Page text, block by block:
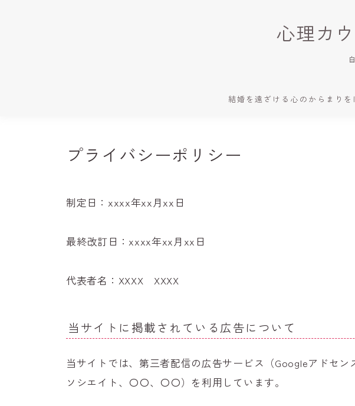
心理カ
結婚を遠ざける心のからまりを
プライバシーポリシー
制定日：xxxx年xx月xx日
最終改訂日：xxxx年xx月xx日
代表者名：XXXX XXXX
当サイトに掲載されている広告について
当サイトでは、第三者配信の広告サービス（Googleアドセン
ソシエイト、〇〇、〇〇）を利用しています。